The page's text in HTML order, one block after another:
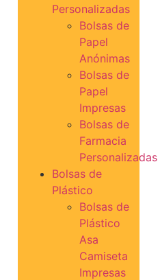
Personalizadas
Bolsas de
Papel
Anónimas
Bolsas de
Papel
Impresas
Bolsas de
Farmacia
Personalizadas
Bolsas de
Plástico
Bolsas de
Plástico
Asa
Camiseta
Impresas